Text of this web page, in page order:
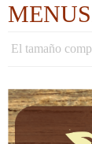
El tamaño